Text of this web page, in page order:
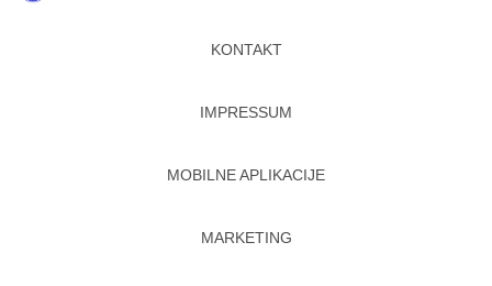
KONTAKT
IMPRESSUM
MOBILNE APLIKACIJE
MARKETING